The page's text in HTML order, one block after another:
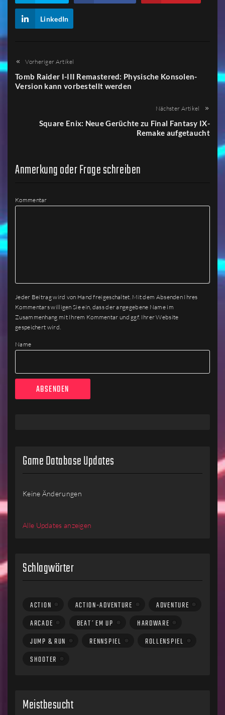
LinkedIn
Vorheriger Artikel
Tomb Raider I-III Remastered: Physische Konsolen-
Version kann vorbestellt werden
Nächster Artikel
Square Enix: Neue Gerüchte zu Final Fantasy IX-
Remake aufgetaucht
Anmerkung oder Frage schreiben
Kommentar
Jeder Beitrag wird von Hand freigeschaltet. Mit dem Absenden Ihres
Kommentars willigen Sie ein, dass der angegebene Name im
Zusammenhang mit Ihrem Kommentar und ggf. Ihrer Website
gespeichert wird.
Name
Game Database Updates
Keine Änderungen
Alle Updates anzeigen
Schlagwörter
ACTION ACTION-ADVENTURE
ADVENTURE
ARCADE
BEAT´EM UP
HARDWARE
JUMP & RUN
RENNSPIEL
ROLLENSPIEL
SHOOTER
Meistbesucht